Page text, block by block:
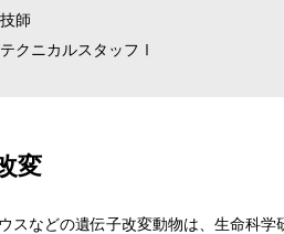
師
クニカルスタッフⅠ
変
スなどの遺伝子改変動物は、生命科